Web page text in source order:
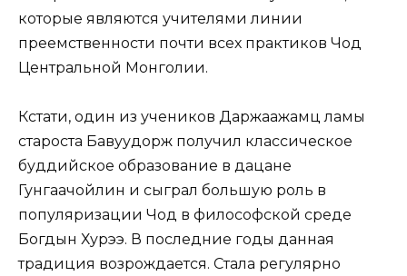
которые являются учителями линии
преемственности почти всех практиков Чод
Центральной Монголии.
Кстати, один из учеников Даржаажамц ламы
староста Бавуудорж получил классическое
буддийское образование в дацане
Гунгаачойлин и сыграл большую роль в
популяризации Чод в философской среде
Богдын Хурээ. В последние годы данная
традиция возрождается. Стала регулярно